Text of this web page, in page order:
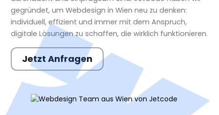
gegründet, um Webdesign in Wien neu zu denken:
individuell, effizient und immer mit dem Anspruch,
digitale Lösungen zu schaffen, die wirklich funktionieren.
Jetzt Anfragen